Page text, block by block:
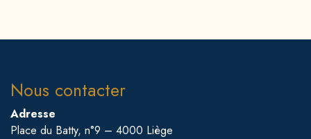
Nous contacter
Adresse
Place du Batty, n°9 – 4000 Liège